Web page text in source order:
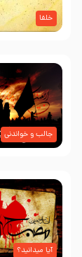
خلفا
جالب و خواندنی
آیا میدانید؟